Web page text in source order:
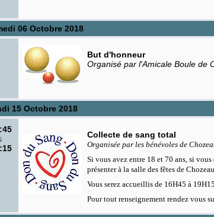
06 Octobre 2018
But d'honneur
Organisé par l'Amicale Boule de
15 Octobre 2018
↓
Collecte de sang total
Organisée par les bénévoles de
Si vous avez entre 18 et 70 ans, si
présenter à la salle des fêtes de
Vous serez accueillis de 16H45 à
Pour tout renseignement rendez vous